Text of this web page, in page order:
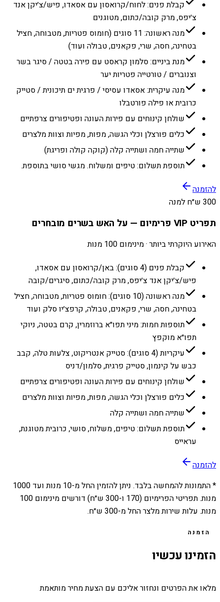
קבלת פנים: לחוח/קרואסון עם אסאדו, פיש/צ׳יקן אנד
צ׳יפס, מרק קובה/כתום, מטוגנים
מנה ראשונה: 11 סוגים (חומוס פטריות, מטבוחה, חציל
בטחינה, חסה, שרי, פקאנים, טבולה ועוד)
מנת ביניים: סלמון קראסט עם פירה בטטה / סיגר בשר
וצנוברים / טורטייה פטריות יער
מנה עיקרית: אסאדו עסיסי / פרגית ים תיכונית / סטייק
כרובית או פילה פורטבלו
שולחן קינוחים עם פירות העונה ופטיפורים צרפתיים
כלים פורצלן וכלי הגשה, מפות, מפיות וצוות מלצרים
שתייה חמה ושתייה קלה (קוקה קולה ופריגת)
תוספת תשלום: טיפים ומשלוח. מגשי סושי בתוספת.
להזמנה
300 ש״ח למנה
תפריט VIP פרימיום — על האש בשרים מובחרים
האירוע היוקרתי ביותר · מינימום 100 מנות
קבלת פנים (4 סוגים): באן/קרואסון עם אסאדו,
פיש/צ׳יקן אנד צ׳יפס, מרק קובה/כתום, סיגרים/קובה
מנה ראשונה (10 סוגים): חומוס פטריות, מטבוחה, חציל
בטחינה, חסה, שרי, פקאנים, טבולה, קרפצ׳יו סלק ועוד
תוספות חמות: מיני תפו״א ברוזמרין, קרם בטטה, ניוקי
תפו״א מוקפץ
עיקריות (4 סוגים): סטייק אנטריקוט, צלעות טלה, קבב
כבש על קינמון, סטייק פרגית, סלמון/דניס
שולחן קינוחים עם פירות העונה ופטיפורים צרפתיים
כלים פורצלן וכלי הגשה, מפות, מפיות וצוות מלצרים
שתייה חמה ושתייה קלה
תוספת תשלום: טיפים, משלוח, סושי, כרובית מטוגנת,
עראייס
להזמנה
* התמונות להמחשה בלבד. ניתן להזמין החל מ-10 מנות ועד 1000
מנות. תפריטי הפרימיום (170 ו-300 ש״ח) דורשים מינימום 100
מנות. עלות שירות מלצר החל מ-300 ש״ח.
הזמנה
הזמינו עכשיו
מלאו את הפרטים ונחזור אליכם עם הצעת מחיר מותאמת